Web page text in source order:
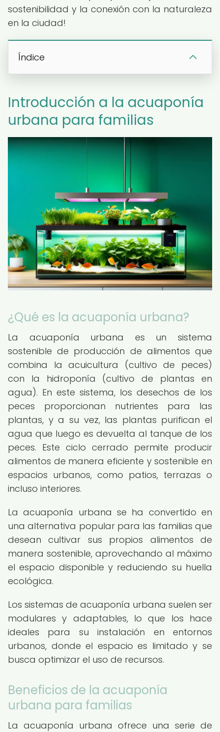
sostenibilidad y la conexión con la naturaleza
en la ciudad!
Índice
Introducción a la acuaponía
urbana para familias
¿Qué es la acuaponía urbana?
La acuaponía urbana es un sistema
sostenible de producción de alimentos que
combina la acuicultura (cultivo de peces)
con la hidroponía (cultivo de plantas en
agua). En este sistema, los desechos de los
peces proporcionan nutrientes para las
plantas, y a su vez, las plantas purifican el
agua que luego es devuelta al tanque de los
peces. Este ciclo cerrado permite producir
alimentos de manera eficiente y sostenible en
espacios urbanos, como patios, terrazas o
incluso interiores.
La acuaponía urbana se ha convertido en
una alternativa popular para las familias que
desean cultivar sus propios alimentos de
manera sostenible, aprovechando al máximo
el espacio disponible y reduciendo su huella
ecológica.
Los sistemas de acuaponía urbana suelen ser
modulares y adaptables, lo que los hace
ideales para su instalación en entornos
urbanos, donde el espacio es limitado y se
busca optimizar el uso de recursos.
Beneficios de la acuaponía
urbana para familias
La acuaponía urbana ofrece una serie de